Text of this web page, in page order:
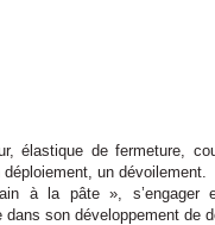
élastique de fermeture,
un dévoilement.
à la pâte », s’engager
son développement de